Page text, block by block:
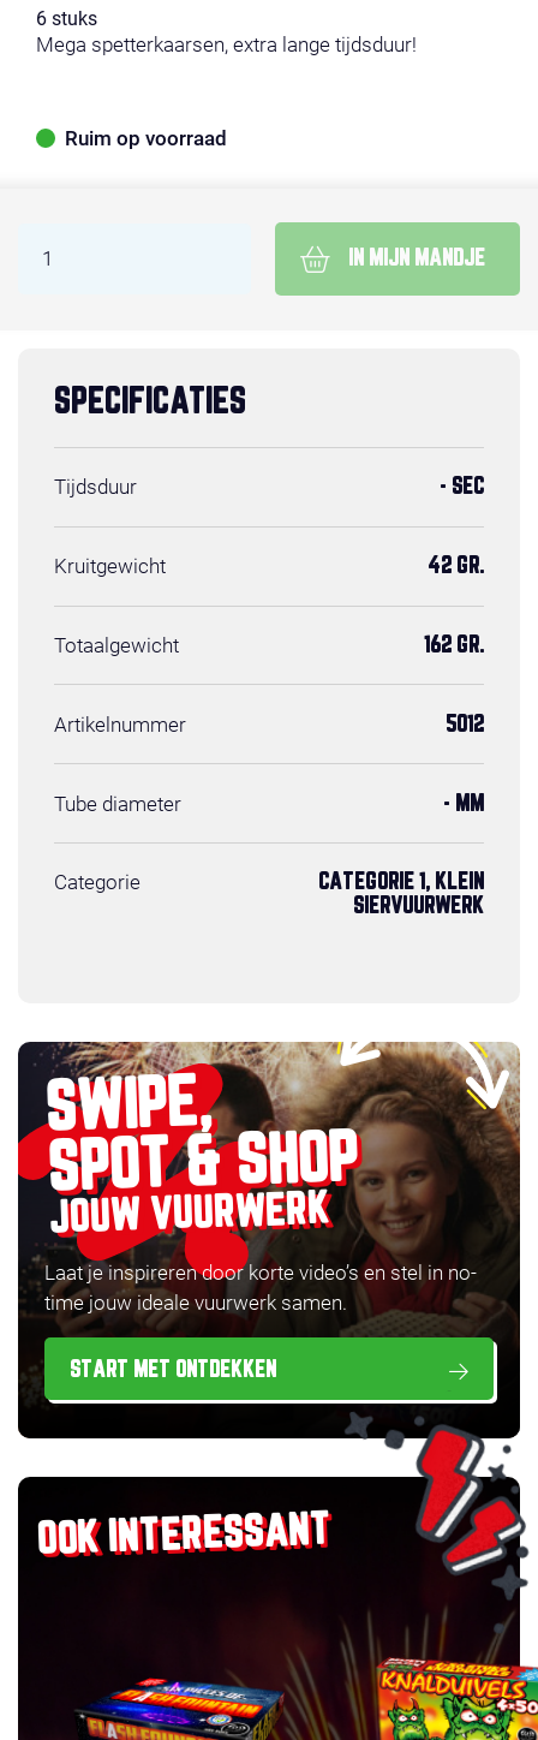
6 stuks
Mega spetterkaarsen, extra lange tijdsduur!
Ruim op voorraad
IN MIJN MANDJE
SPECIFICATIES
Tijdsduur - SEC
Kruitgewicht 42 GR.
Totaalgewicht 162 GR.
Artikelnummer 5012
Tube diameter - MM
Categorie
CATEGORIE 1, KLEIN
SIERVUURWERK
SWIPE,
SPOT & SHOP
JOUW VUURWERK
Laat je inspireren door korte video’s en stel in no-
time jouw ideale vuurwerk samen.
START MET ONTDEKKEN
OOK INTERESSANT